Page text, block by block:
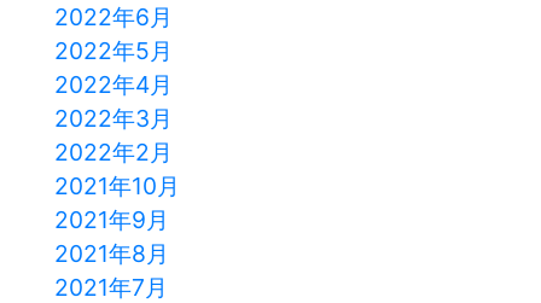
2022年6月
2022年5月
2022年4月
2022年3月
2022年2月
2021年10月
2021年9月
2021年8月
2021年7月